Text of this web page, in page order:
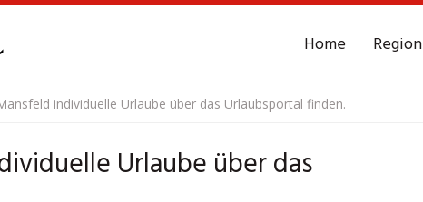
Home Region
individuelle Urlaube über das Urlaubsportal finden.
Urlaube über das